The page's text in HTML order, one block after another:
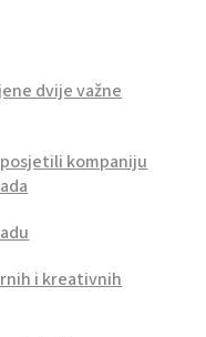
dvije važne
kompaniju
i kreativnih